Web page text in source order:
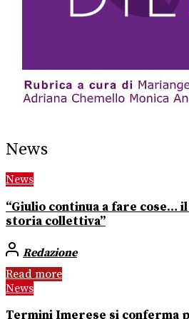
News
News
“Giulio continua a fare cose…
storia collettiva”
Redazione
Read more
News
Termini Imerese si conferma